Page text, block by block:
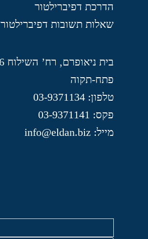
הדרכת דפיברילטור
שאלות תשובות דפיברילטור
בית ניאופרם, רח’ השילוח 6,
פתח-תקוה
טלפון: 03-9371134
פקס: 03-9371141
מייל: info@eldan.biz